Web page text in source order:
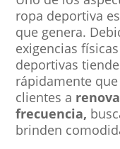
ropa deportiva
que genera.
exigencias
deportivas
rápidamente
clientes a
frecuencia,
brinden